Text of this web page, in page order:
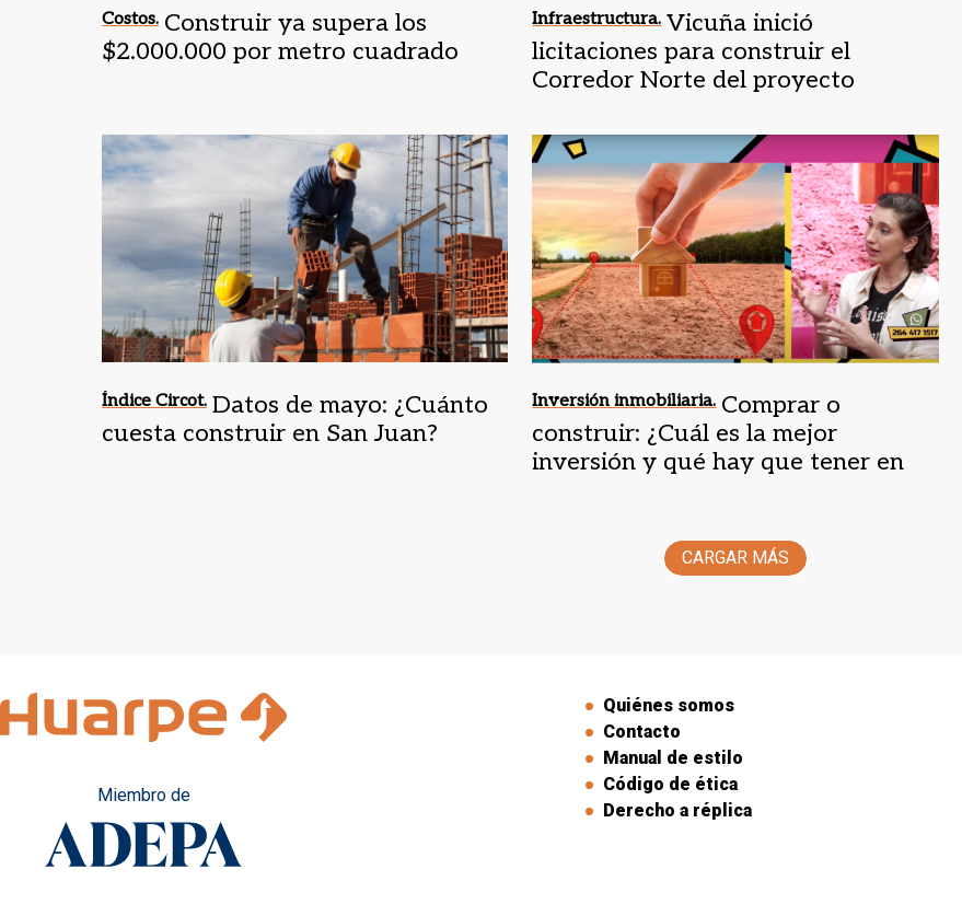
Costos. Construir ya supera los
$2.000.000 por metro cuadrado
Infraestructura. Vicuña inició
licitaciones para construir el
Corredor Norte del proyecto
Índice Circot. Datos de mayo: ¿Cuánto
cuesta construir en San Juan?
Inversión inmobiliaria. Comprar o
construir: ¿Cuál es la mejor
inversión y qué hay que tener en
CARGAR MÁS
Miembro de
Quiénes somos
Contacto
Manual de estilo
Código de ética
Derecho a réplica